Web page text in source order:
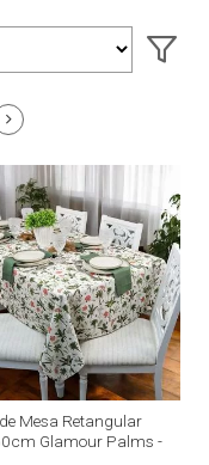
Fechar [×]
Mesa Retangular
Glamour Palms -